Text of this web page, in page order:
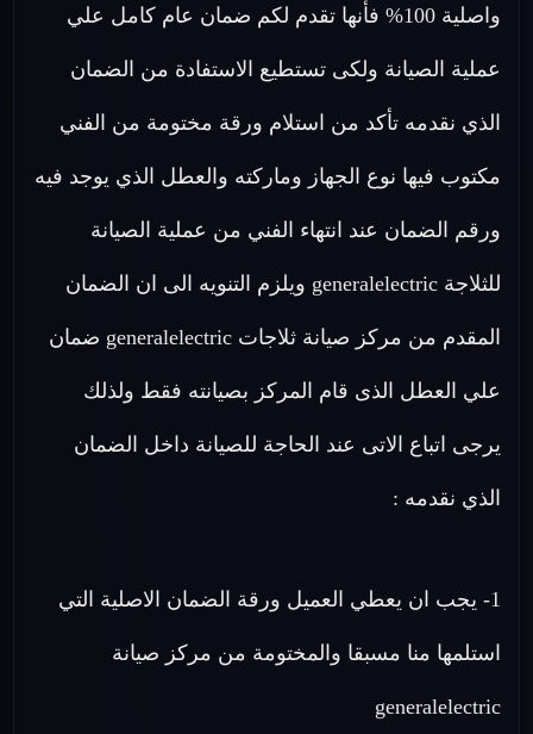
واصلية 100% فأنها تقدم لكم ضمان عام كامل علي
عملية الصيانة ولكى تستطيع الاستفادة من الضمان
الذي نقدمه تأكد من استلام ورقة مختومة من الفني
مكتوب فيها نوع الجهاز وماركته والعطل الذي يوجد فيه
ورقم الضمان عند انتهاء الفني من عملية الصيانة
للثلاجة generalelectric ويلزم التنويه الى ان الضمان
المقدم من مركز صيانة ثلاجات generalelectric ضمان
علي العطل الذى قام المركز بصيانته فقط ولذلك
يرجى اتباع الاتى عند الحاجة للصيانة داخل الضمان
الذي نقدمه :
1- يجب ان يعطي العميل ورقة الضمان الاصلية التي
استلمها منا مسبقا والمختومة من مركز صيانة
generalelectric